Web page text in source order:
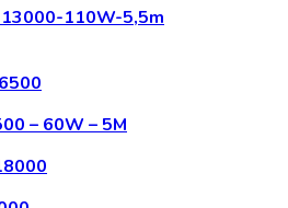
13000-110W-5,5m
– 60W – 5M